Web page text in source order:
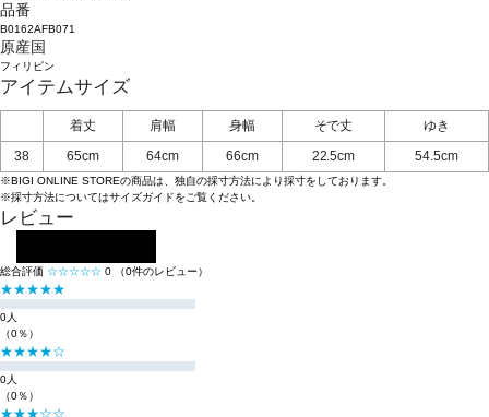
品番
B0162AFB071
原産国
フィリピン
アイテムサイズ
着丈 肩幅 身幅 そで丈
ゆき
38
65cm 64cm 66cm 22.5cm 54.5cm
※BIGI ONLINE STOREの商品は、独自の採寸方法により採寸をしております。
※採寸方法についてはサイズガイドをご覧ください。
レビュー
総合評価 ☆☆☆☆☆ 0 （0件のレビュー）
★★★★★
0人
（0％）
★★★★☆
0人
（0％）
★★★☆☆